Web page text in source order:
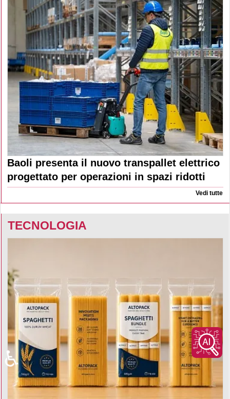
Baoli presenta il nuovo transpallet elettrico
progettato per operazioni in spazi ridotti
Vedi tutte
TECNOLOGIA